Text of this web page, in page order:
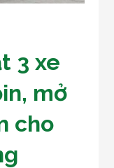
3 xe
mở
cho